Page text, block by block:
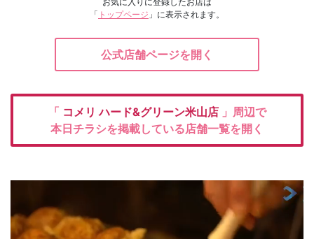
「 トップページ 」に表示されます。
公式店舗ページを開く
「 コメリハード&グリーン米山店 」周辺で
本日チラシを掲載している店舗一覧を開く